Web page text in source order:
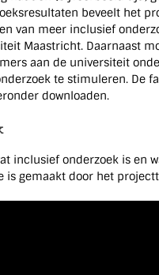
beveelt het
van meer inclusief
Maastricht. Daarnaast
aan de universiteit
te stimuleren. De
downloaden.
inclusief onderzoek is en
is gemaakt door het